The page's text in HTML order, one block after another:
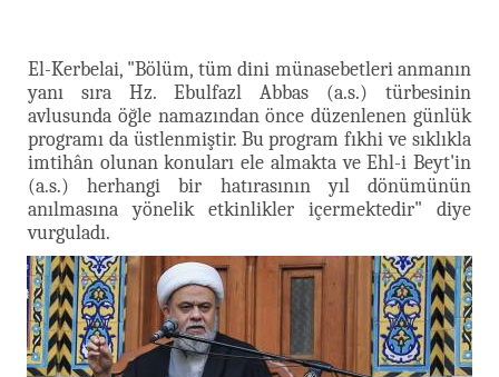
El-Kerbelai, "Bölüm, tüm dini münasebetleri anmanın
yanı sıra Hz. Ebulfazl Abbas (a.s.) türbesinin
avlusunda öğle namazından önce düzenlenen günlük
programı da üstlenmiştir. Bu program fıkhi ve sıklıkla
imtihân olunan konuları ele almakta ve Ehl-i Beyt'in
(a.s.) herhangi bir hatırasının yıl dönümünün
anılmasına yönelik etkinlikler içermektedir" diye
vurguladı.